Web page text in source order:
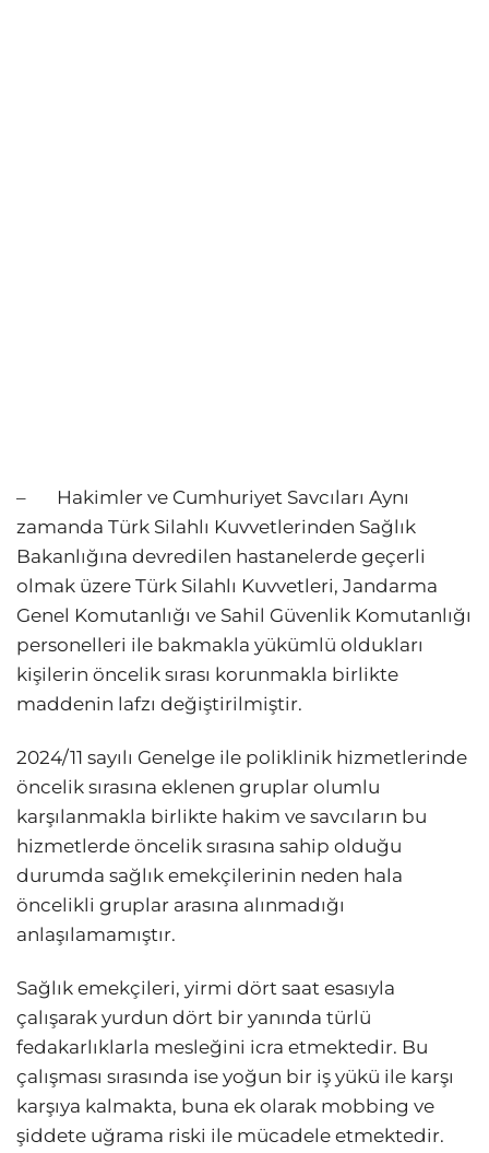
– Hakimler ve Cumhuriyet Savcıları Aynı
zamanda Türk Silahlı Kuvvetlerinden Sağlık
Bakanlığına devredilen hastanelerde geçerli
olmak üzere Türk Silahlı Kuvvetleri, Jandarma
Genel Komutanlığı ve Sahil Güvenlik Komutanlığı
personelleri ile bakmakla yükümlü oldukları
kişilerin öncelik sırası korunmakla birlikte
maddenin lafzı değiştirilmiştir.
2024/11 sayılı Genelge ile poliklinik hizmetlerinde
öncelik sırasına eklenen gruplar olumlu
karşılanmakla birlikte hakim ve savcıların bu
hizmetlerde öncelik sırasına sahip olduğu
durumda sağlık emekçilerinin neden hala
öncelikli gruplar arasına alınmadığı
anlaşılamamıştır.
Sağlık emekçileri, yirmi dört saat esasıyla
çalışarak yurdun dört bir yanında türlü
fedakarlıklarla mesleğini icra etmektedir. Bu
çalışması sırasında ise yoğun bir iş yükü ile karşı
karşıya kalmakta, buna ek olarak mobbing ve
şiddete uğrama riski ile mücadele etmektedir.